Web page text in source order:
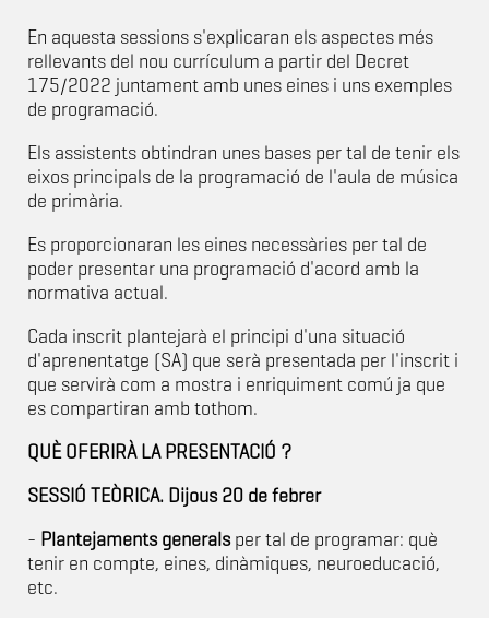
En aquesta sessions s'explicaran els aspectes més
rellevants del nou currículum a partir del Decret
175/2022 juntament amb unes eines i uns exemples
de programació.
Els assistents obtindran unes bases per tal de tenir els
eixos principals de la programació de l'aula de música
de primària.
Es proporcionaran les eines necessàries per tal de
poder presentar una programació d'acord amb la
normativa actual.
Cada inscrit plantejarà el principi d'una situació
d'aprenentatge (SA) que serà presentada per l'inscrit i
que servirà com a mostra i enriquiment comú ja que
es compartiran amb tothom.
QUÈ OFERIRÀ LA PRESENTACIÓ ?
SESSIÓ TEÒRICA. Dijous 20 de febrer
- Plantejaments generalsper tal de programar: què
tenir en compte, eines, dinàmiques, neuroeducació,
etc.